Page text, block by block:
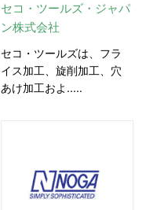
セコ・ツールズ・ジャパ
ン株式会社
セコ・ツールズは、フラ
イス加工、旋削加工、穴
あけ加工およ.....